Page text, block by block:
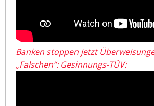
Banken stoppen jetzt
„Falschen“: Gesinnungs-TÜV: